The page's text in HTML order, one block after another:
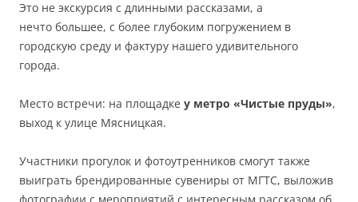
Это не экскурсия с длинными рассказами, а
нечто большее, с более глубоким погружением в
городскую среду и фактуру нашего удивительного
города.
Место встречи: на площадке у метро «Чистые пруды»,
выход к улице Мясницкая.
Участники прогулок и фотоутренников смогут также
выиграть брендированные сувениры от МГТС, выложив